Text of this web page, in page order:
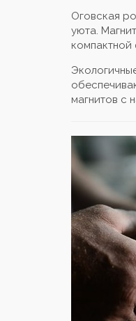
Оговская
уюта.
компактной
магнитов с